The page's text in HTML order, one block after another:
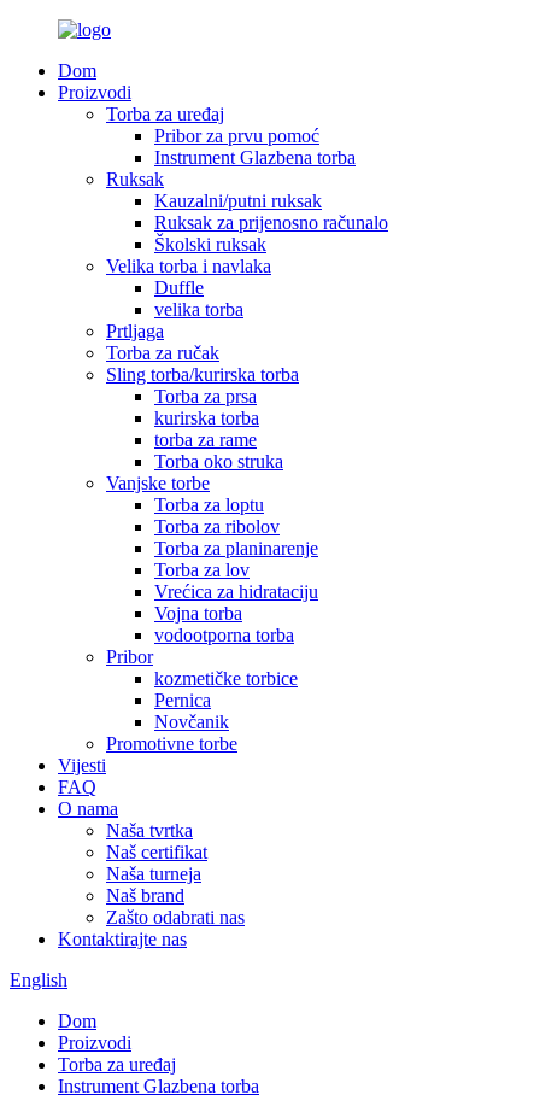
Dom
Proizvodi
Torba za uređaj
Pribor za prvu pomoć
Instrument Glazbena torba
Ruksak
Kauzalni/putni ruksak
Ruksak za prijenosno računalo
Školski ruksak
Velika torba i navlaka
Duffle
velika torba
Prtljaga
Torba za ručak
Sling torba/kurirska torba
Torba za prsa
kurirska torba
torba za rame
Torba oko struka
Vanjske torbe
Torba za loptu
Torba za ribolov
Torba za planinarenje
Torba za lov
Vrećica za hidrataciju
Vojna torba
vodootporna torba
Pribor
kozmetičke torbice
Pernica
Novčanik
Promotivne torbe
Vijesti
FAQ
O nama
Naša tvrtka
Naš certifikat
Naša turneja
Naš brand
Zašto odabrati nas
Kontaktirajte nas
English
Dom
Proizvodi
Torba za uređaj
Instrument Glazbena torba